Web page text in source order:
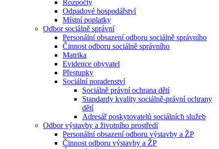
Rozpočty
Odpadové hospodářství
Místní poplatky
Odbor sociálně správní
Personální obsazení odboru sociálně správního
Činnost odboru sociálně správního
Matrika
Evidence obyvatel
Přestupky
Sociální poradenství
Sociálně právní ochrana dětí
Standardy kvality sociálně-právní ochrany
dětí
Adresář poskytovatelů sociálních služeb
Odbor výstavby a životního prostředí
Personální obsazení odboru výstavby a ŽP
Činnost odboru výstavby a ŽP